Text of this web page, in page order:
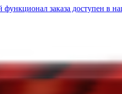
заказа доступен в